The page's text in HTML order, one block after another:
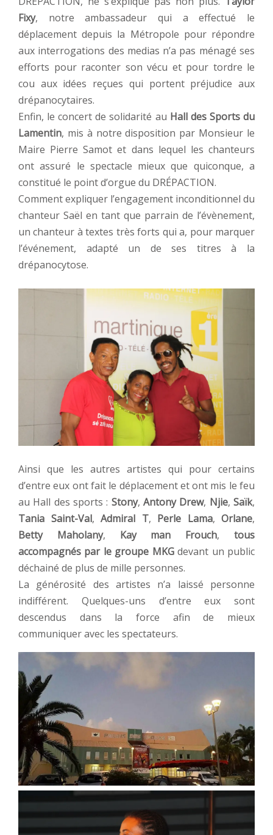
Fixy, notre ambassadeur qui a effectué le
déplacement depuis la Métropole pour répondre
aux interrogations des medias n’a pas ménagé ses
efforts pour raconter son vécu et pour tordre le
cou aux idées reçues qui portent préjudice aux
drépanocytaires.
Enfin, le concert de solidarité au Hall des Sports du
Lamentin, mis à notre disposition par Monsieur le
Maire Pierre Samot et dans lequel les chanteurs
ont assuré le spectacle mieux que quiconque, a
constitué le point d’orgue du DRÉPACTION.
Comment expliquer l’engagement inconditionnel du
chanteur Saël en tant que parrain de l’évènement,
un chanteur à textes très forts qui a, pour marquer
l’événement, adapté un de ses titres à la
drépanocytose.
Ainsi que les autres artistes qui pour certains
d’entre eux ont fait le déplacement et ont mis le feu
au Hall des sports : Stony,Antony Drew, Njie,Saïk,
Tania Saint-Val, Admiral T, Perle Lama, Orlane,
Betty Maholany, Kay man Frouch,tous
accompagnés par le groupe MKGdevant un public
déchainé de plus de mille personnes.
La générosité des artistes n’a laissé personne
indifférent. Quelques-uns d’entre eux sont
descendus dans la force afin de mieux
communiquer avec les spectateurs.